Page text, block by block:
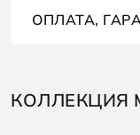
ОПЛАТА,
КОЛЛЕКЦИЯ